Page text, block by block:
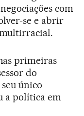
com
se e abrir
primeiras
do
único
a política em